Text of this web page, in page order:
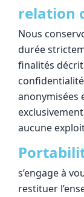
relation
Nous
durée
finalités
anonymisées
aucune
s’engage à
restituer